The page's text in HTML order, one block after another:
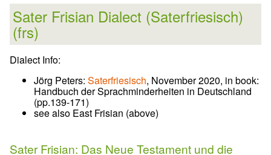
Sater Frisian Dialect (Saterfriesisch)
(frs)
Dialect Info:
Jörg Peters: Saterfriesisch, November 2020, in book:
Handbuch der Sprachminderheiten in Deutschland
(pp.139-171)
see also East Frisian (above)
Sater Frisian: Das Neue Testament und die